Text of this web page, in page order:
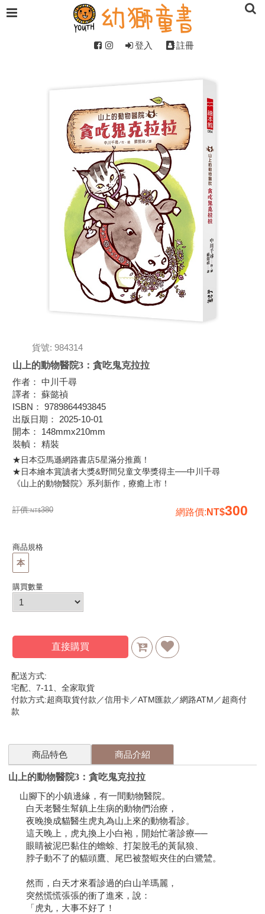
登入 註冊
貨號: 984314
山上的動物醫院3：貪吃鬼克拉拉
作者： 中川千尋
譯者： 蘇懿禎
ISBN ： 9789864493845
出版日期 ：
2025-10-01
開本 ：
148mmx210mm
裝幀： 精裝
★日本亞馬遜網路書店5星滿分推薦！
★日本繪本賞讀者大獎&野間兒童文學獎得主──中川千尋
《山上的動物醫院》系列新作，療癒上市！
訂價: 380 網路價: 300
商品規格
本
購買數量
直接購買
配送方式:
宅配、7-11、全家取貨
付款方式:超商取貨付款／信用卡／ATM匯款／網路ATM／超商付
款
商品特色 商品介紹
山上的動物醫院3：貪吃鬼克拉拉
山腳下的小鎮邊緣，有一間動物醫院。
白天老醫生幫鎮上生病的動物們治療，
夜晚換成貓醫生虎丸為山上來的動物看診。
這天晚上，虎丸換上小白袍，開始忙著診療──
眼睛被泥巴黏住的蟾蜍、打架脫毛的黃鼠狼、
脖子動不了的貓頭鷹、尾巴被螯蝦夾住的白鷺鷥。
然而，白天才來看診過的白山羊瑪麗，
突然慌慌張張的衝了進來，說：
「虎丸，大事不好了！